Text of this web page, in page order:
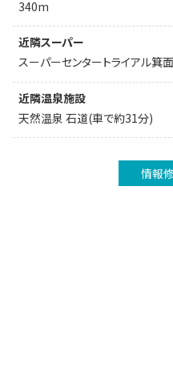
340m
近隣スーパー
スーパーセンタートライアル箕
近隣温泉施設
天然温泉 石道(車で約31分)
情報